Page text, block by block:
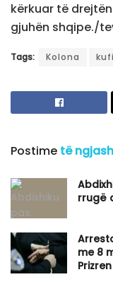
kërkuar të
gjuhën shqipe./
Tags: Kolona
Postime të
rrugë
me 8
Prizren